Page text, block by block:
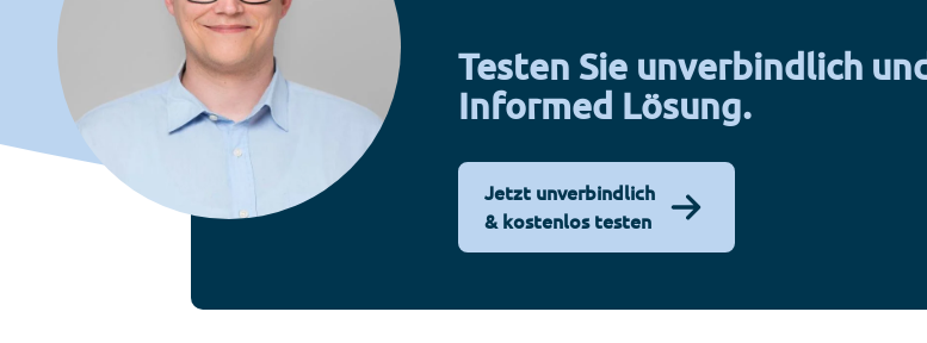
Testen Sie unverbindlich
Informed Lösung.
Jetzt unverbindlich
& kostenlos testen